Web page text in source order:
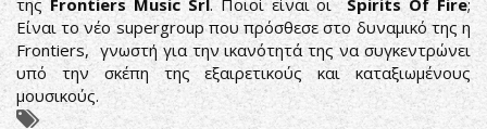
της Frontiers Music Srl. Ποιοί είναι οι Spirits Of Fire;
Είναι το νέο supergroup που πρόσθεσε στο δυναμικό της η
Frontiers, γνωστή για την ικανότητά της να συγκεντρώνει
υπό την σκέπη της εξαιρετικούς και καταξιωμένους
μουσικούς.